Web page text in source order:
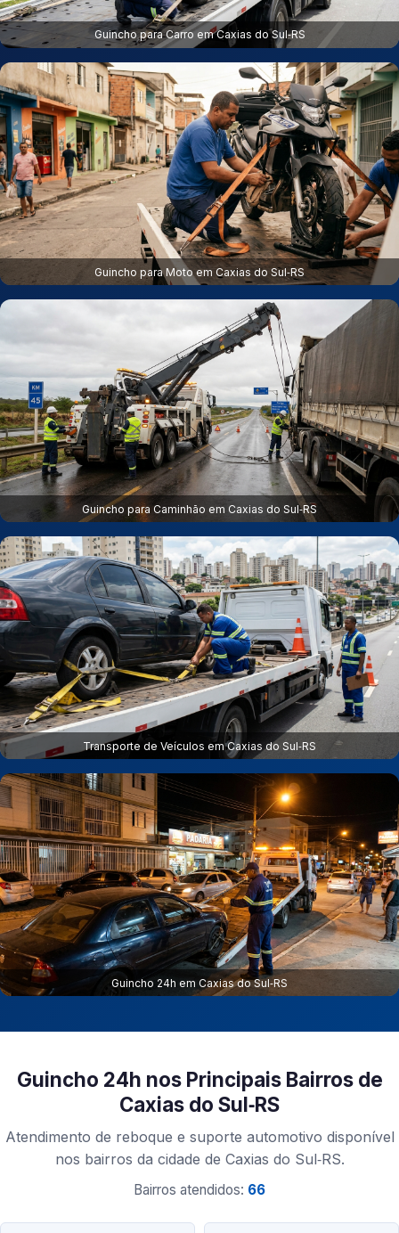
Guincho para Carro em Caxias do Sul‑RS
Guincho para Moto em Caxias do Sul‑RS
Guincho para Caminhão em Caxias do Sul‑RS
Transporte de Veículos em Caxias do Sul‑RS
Guincho 24h em Caxias do Sul‑RS
Guincho 24h nos Principais Bairros de
Caxias do Sul‑RS
Atendimento de reboque e suporte automotivo disponível
nos bairros da cidade de Caxias do Sul‑RS.
Bairros atendidos: 66